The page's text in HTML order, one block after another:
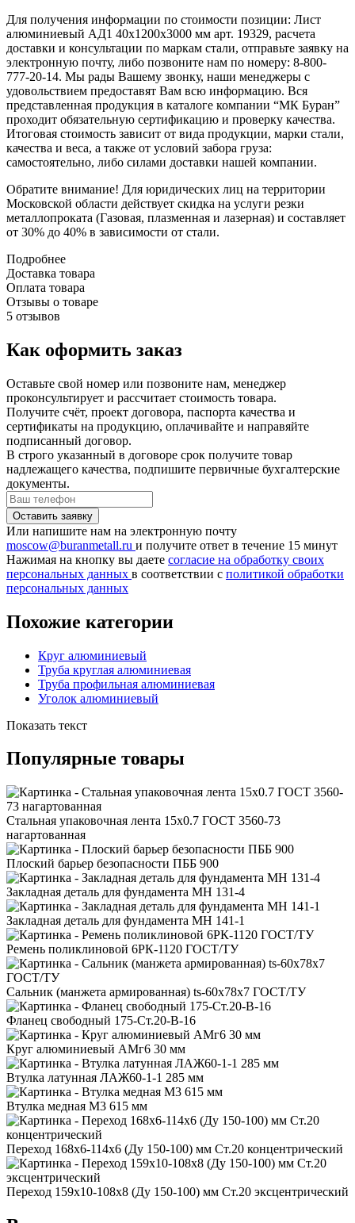
Для получения информации по стоимости позиции: Лист
алюминиевый АД1 40x1200x3000 мм арт. 19329, расчета
доставки и консультации по маркам стали, отправьте заявку на
электронную почту, либо позвоните нам по номеру: 8-800-
777-20-14. Мы рады Вашему звонку, наши менеджеры с
удовольствием предоставят Вам всю информацию. Вся
представленная продукция в каталоге компании “МК Буран”
проходит обязательную сертификацию и проверку качества.
Итоговая стоимость зависит от вида продукции, марки стали,
качества и веса, а также от условий забора груза:
самостоятельно, либо силами доставки нашей компании.
Обратите внимание! Для юридических лиц на территории
Московской области действует скидка на услуги резки
металлопроката (Газовая, плазменная и лазерная) и составляет
от 30% до 40% в зависимости от стали.
Подробнее
Доставка товара
Оплата товара
Отзывы о товаре
5 отзывов
Как оформить заказ
Оставьте свой номер или позвоните нам, менеджер
проконсультирует и рассчитает стоимость товара.
Получите счёт, проект договора, паспорта качества и
сертификаты на продукцию, оплачивайте и направяйте
подписанный договор.
В строго указанный в договоре срок получите товар
надлежащего качества, подпишите первичные бухгалтерские
документы.
Или напишите нам на электронную почту
moscow@buranmetall.ru и получите ответ в течение 15 минут
Нажимая на кнопку вы даете согласие на обработку своих
персональных данных в соответствии с политикой обработки
персональных данных
Похожие категории
Круг алюминиевый
Труба круглая алюминиевая
Труба профильная алюминиевая
Уголок алюминиевый
Показать текст
Популярные товары
Стальная упаковочная лента 15x0.7 ГОСТ 3560-73
нагартованная
Плоский барьер безопасности ПББ 900
Закладная деталь для фундамента МН 131-4
Закладная деталь для фундамента МН 141-1
Ремень поликлиновой 6РК-1120 ГОСТ/ТУ
Сальник (манжета армированная) ts-60x78x7 ГОСТ/ТУ
Фланец свободный 175-Ст.20-В-16
Круг алюминиевый АМг6 30 мм
Втулка латунная ЛАЖ60-1-1 285 мм
Втулка медная М3 615 мм
Переход 168x6-114x6 (Ду 150-100) мм Ст.20 концентрический
Переход 159x10-108x8 (Ду 150-100) мм Ст.20 эксцентрический